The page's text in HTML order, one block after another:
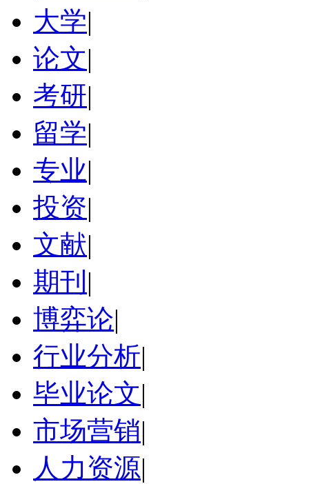
大学|
论文|
考研|
留学|
专业|
投资|
文献|
期刊 |
博弈论|
行业分析|
毕业论文|
市场营销|
人力资源|